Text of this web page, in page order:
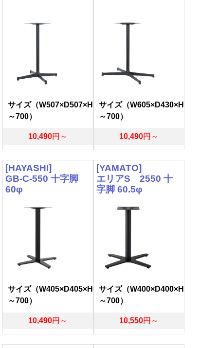
サイズ（W507×D507×H
～700）
10,490円～
サイズ（W605×D430×H
～700）
10,490円～
[HAYASHI]
GB-C-550 十字脚
60φ
サイズ（W405×D405×H
～700）
10,490円～
[YAMATO]
エリアS 2550 十
字脚 60.5φ
サイズ（W400×D400×H
～700）
10,550円～